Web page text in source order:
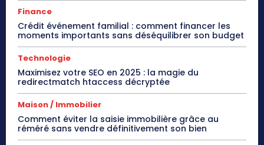
Finance
Crédit événement familial : comment financer les
moments importants sans déséquilibrer son budget
Technologie
Maximisez votre SEO en 2025 : la magie du
redirectmatch htaccess décryptée
Maison / Immobilier
Comment éviter la saisie immobilière grâce au
réméré sans vendre définitivement son bien